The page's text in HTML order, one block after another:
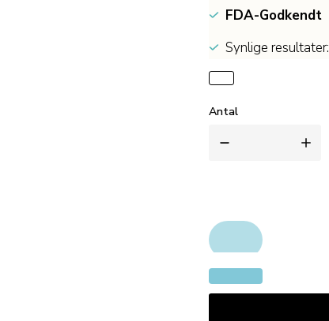
FDA-Godkendt
Synlige resultater:
Antal